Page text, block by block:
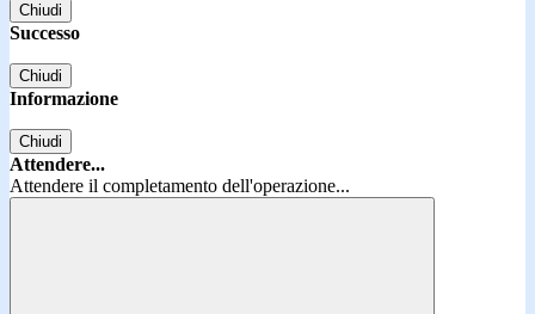
Chiudi
Successo
Chiudi
Informazione
Chiudi
Attendere...
Attendere il completamento dell'operazione...